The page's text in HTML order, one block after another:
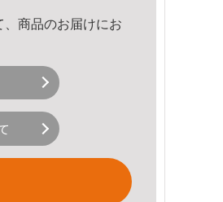
商品のお届けにお